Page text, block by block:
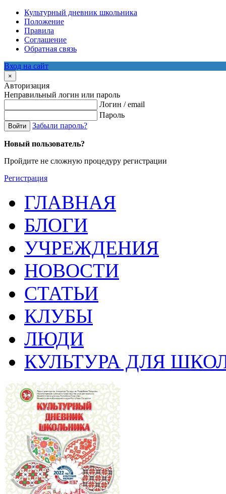
Культурный дневник школьника
Положение
Правила
Соглашение
Обратная связь
Вход на сайт
×
Авторизация
Неправильный логин или пароль
Логин / email
Пароль
Войти Забыли пароль?
Новый пользователь?
Пройдите не сложную процедуру регистрации
Регистрация
ГЛАВНАЯ
БЛОГИ
УЧРЕЖДЕНИЯ
НОВОСТИ
СТАТЬИ
КЛУБЫ
ЛЮДИ
КУЛЬТУРА ДЛЯ